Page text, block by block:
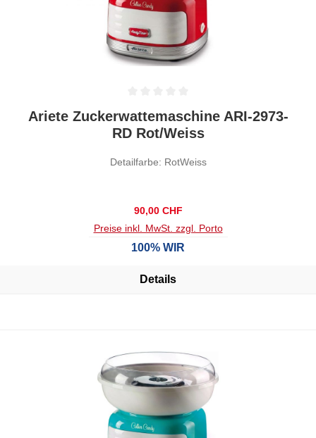
Durchschnittliche Bewertung von 0 von 5 Sternen
Ariete Zuckerwattemaschine ARI-2973-
RD Rot/Weiss
Detailfarbe: RotWeiss
Regulärer Preis:
90,00 CHF
Preise inkl. MwSt. zzgl. Porto
100% WIR
Details